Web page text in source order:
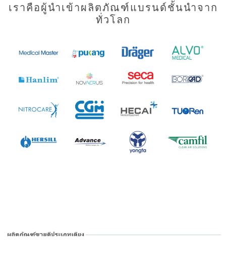
เราคือผู้นำเข้าผลิตภัณฑ์แบรนด์ชั้นนำจาก
ทั่วโลก